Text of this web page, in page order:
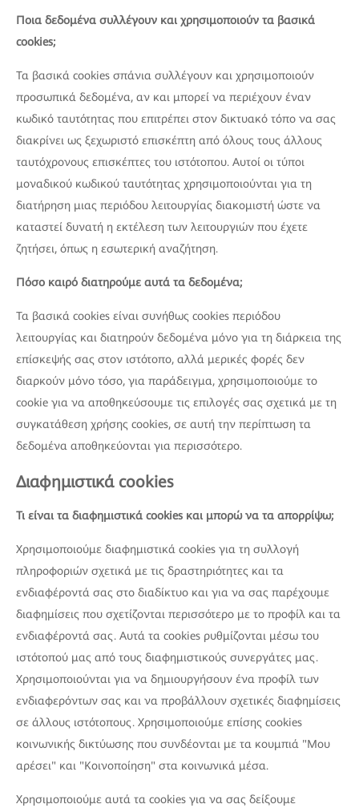
Ποια δεδομένα συλλέγουν και χρησιμοποιούν τα βασικά
cookies;
Τα βασικά cookies σπάνια συλλέγουν και χρησιμοποιούν
προσωπικά δεδομένα, αν και μπορεί να περιέχουν έναν
κωδικό ταυτότητας που επιτρέπει στον δικτυακό τόπο να σας
διακρίνει ως ξεχωριστό επισκέπτη από όλους τους άλλους
ταυτόχρονους επισκέπτες του ιστότοπου. Αυτοί οι τύποι
μοναδικού κωδικού ταυτότητας χρησιμοποιούνται για τη
διατήρηση μιας περιόδου λειτουργίας διακομιστή ώστε να
καταστεί δυνατή η εκτέλεση των λειτουργιών που έχετε
ζητήσει, όπως η εσωτερική αναζήτηση.
Πόσο καιρό διατηρούμε αυτά τα δεδομένα;
Τα βασικά cookies είναι συνήθως cookies περιόδου
λειτουργίας και διατηρούν δεδομένα μόνο για τη διάρκεια της
επίσκεψής σας στον ιστότοπο, αλλά μερικές φορές δεν
διαρκούν μόνο τόσο, για παράδειγμα, χρησιμοποιούμε το
cookie για να αποθηκεύσουμε τις επιλογές σας σχετικά με τη
συγκατάθεση χρήσης cookies, σε αυτή την περίπτωση τα
δεδομένα αποθηκεύονται για περισσότερο.
Διαφημιστικά cookies
Τι είναι τα διαφημιστικά cookies και μπορώ να τα απορρίψω;
Χρησιμοποιούμε διαφημιστικά cookies για τη συλλογή
πληροφοριών σχετικά με τις δραστηριότητες και τα
ενδιαφέροντά σας στο διαδίκτυο και για να σας παρέχουμε
διαφημίσεις που σχετίζονται περισσότερο με το προφίλ και τα
ενδιαφέροντά σας. Αυτά τα cookies ρυθμίζονται μέσω του
ιστότοπού μας από τους διαφημιστικούς συνεργάτες μας.
Χρησιμοποιούνται για να δημιουργήσουν ένα προφίλ των
ενδιαφερόντων σας και να προβάλλουν σχετικές διαφημίσεις
σε άλλους ιστότοπους. Χρησιμοποιούμε επίσης cookies
κοινωνικής δικτύωσης που συνδέονται με τα κουμπιά "Μου
αρέσει" και "Κοινοποίηση" στα κοινωνικά μέσα.
Χρησιμοποιούμε αυτά τα cookies για να σας δείξουμε